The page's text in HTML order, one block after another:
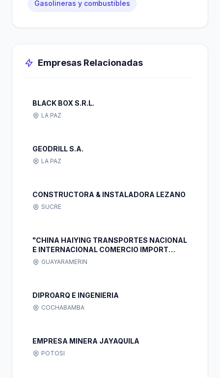
Gasolineras y combustibles
Empresas Relacionadas
BLACK BOX S.R.L.
LA PAZ
GEODRILL S.A.
LA PAZ
CONSTRUCTORA & INSTALADORA LEZANO
SUCRE
"CHINA HAIYING TRANSPORTES NACIONAL
E INTERNACIONAL COMERCIO IMPORT
EXPORT SRL" S.R.L.
GUAYARAMERIN
DIPROARQ E INGENIERIA
COCHABAMBA
EMPRESA MINERA JAYAQUILA
POTOSI